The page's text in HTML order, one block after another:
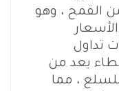
القمح ، وهو
تداول
يعد من
، مما